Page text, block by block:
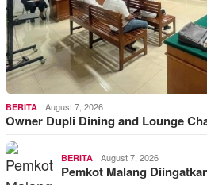
BERITA August 7, 2026
Owner Dupli Dining and Lounge
BERITA August 7, 2026
Pemkot Malang